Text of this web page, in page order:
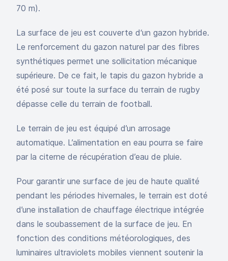
70 m).
La surface de jeu est couverte d‘un gazon hybride.
Le renforcement du gazon naturel par des fibres
synthétiques permet une sollicitation mécanique
supérieure. De ce fait, le tapis du gazon hybride a
été posé sur toute la surface du terrain de rugby
dépasse celle du terrain de football.
Le terrain de jeu est équipé d’un arrosage
automatique. L’alimentation en eau pourra se faire
par la citerne de récupération d’eau de pluie.
Pour garantir une surface de jeu de haute qualité
pendant les périodes hivernales, le terrain est doté
d’une installation de chauffage électrique intégrée
dans le soubassement de la surface de jeu. En
fonction des conditions météorologiques, des
luminaires ultraviolets mobiles viennent soutenir la